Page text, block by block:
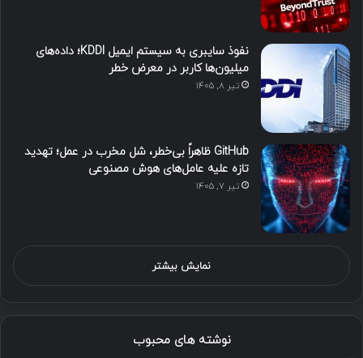
نفوذ سایبری به سیستم ایمیل KDDI؛ داده‌های
میلیون‌ها کاربر در معرض خطر
تیر ۸, ۱۴۰۵
GitHub ظاهراً بی‌خطر، شل مخرب در عمل؛ تهدید
تازه علیه عامل‌های هوش مصنوعی
تیر ۷, ۱۴۰۵
نمایش بیشتر
نوشته های محبوب